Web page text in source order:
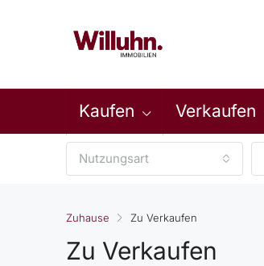
Kaufen Verkaufen
Nutzungsart
Zuhause Zu Verkaufen
Zu Verkaufen